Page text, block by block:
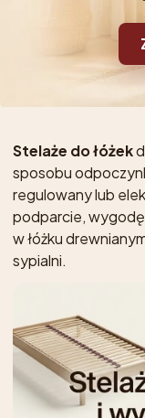
Stelaże do łóżek
sposobu
regulowany lub
podparcie,
w łóżku
sypialni.